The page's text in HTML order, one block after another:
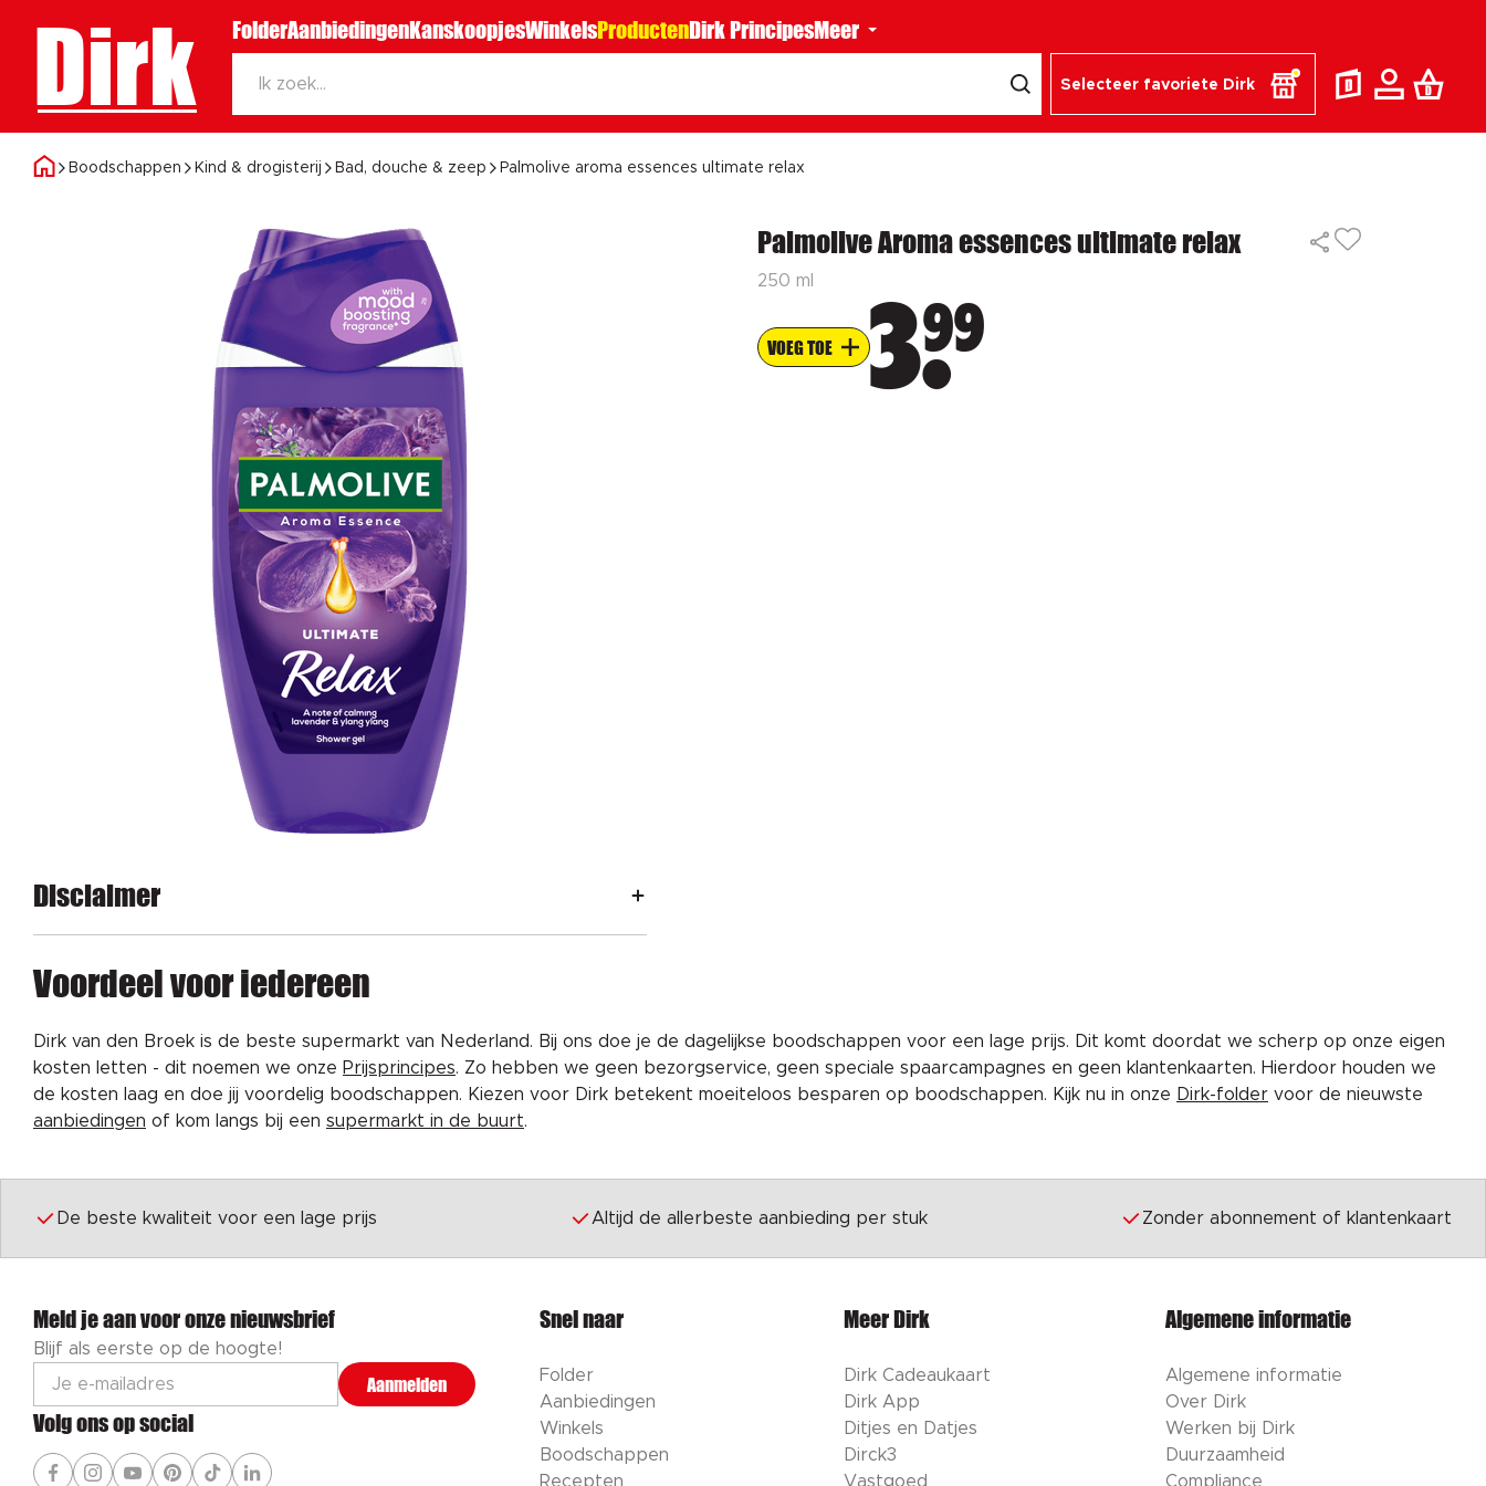
Dirk FolderAanbiedingenKanskoopjesWinkelsProductenDirk PrincipesMeer
Selecteer favoriete Dirk
Boodschappen Kind & drogisterij Bad, douche & zeep Palmolive aroma essences ultimate relax
Palmolive Aroma essences ultimate relax
250 ml
VOEG TOE 399
Disclaimer
Voordeel voor iedereen
Dirk van den Broek is de beste supermarkt van Nederland. Bij ons doe je de dagelijkse boodschappen voor een lage prijs. Dit komt doordat we scherp op onze eigen
kosten letten - dit noemen we onze Prijsprincipes. Zo hebben we geen bezorgservice, geen speciale spaarcampagnes en geen klantenkaarten. Hierdoor houden we
de kosten laag en doe jij voordelig boodschappen. Kiezen voor Dirk betekent moeiteloos besparen op boodschappen. Kijk nu in onze Dirk-folder voor de nieuwste
aanbiedingen of kom langs bij een supermarkt in de buurt.
De beste kwaliteit voor een lage prijs Altijd de allerbeste aanbieding per stuk Zonder abonnement of klantenkaart
Meld je aan voor onze nieuwsbrief
Blijf als eerste op de hoogte!
Aanmelden
Volg ons op social
Snel naar
Folder
Aanbiedingen
Winkels
Boodschappen
Recepten
Meer Dirk
Dirk Cadeaukaart
Dirk App
Ditjes en Datjes
Dirck3
Vastgoed
Algemene informatie
Algemene informatie
Over Dirk
Werken bij Dirk
Duurzaamheid
Compliance